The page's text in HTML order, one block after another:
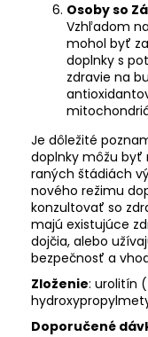
Osoby so
Vzhľadom
mohol byť
doplnky s
zdravie na
Je dôležité
doplnky môžu byť
raných štádiách
nového režimu
konzultovať so
majú existujúce
dojčia, alebo
bezpečnosť a
Zloženie: urolitín
Doporučené